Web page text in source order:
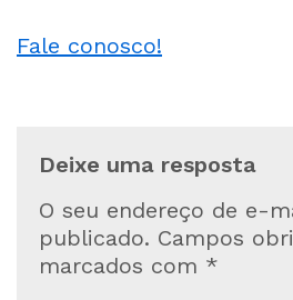
Fale conosco!
Deixe uma resposta
O seu endereço de e-
publicado. Campos
marcados com *